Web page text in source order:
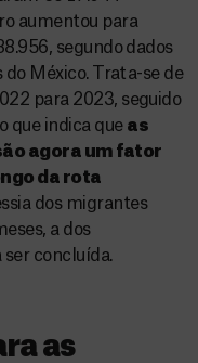
aumentou para
segundo dados
México. Trata-se de
para 2023, seguido
que indica que as
agora um fator
da rota
dos migrantes
a dos
concluída.
as